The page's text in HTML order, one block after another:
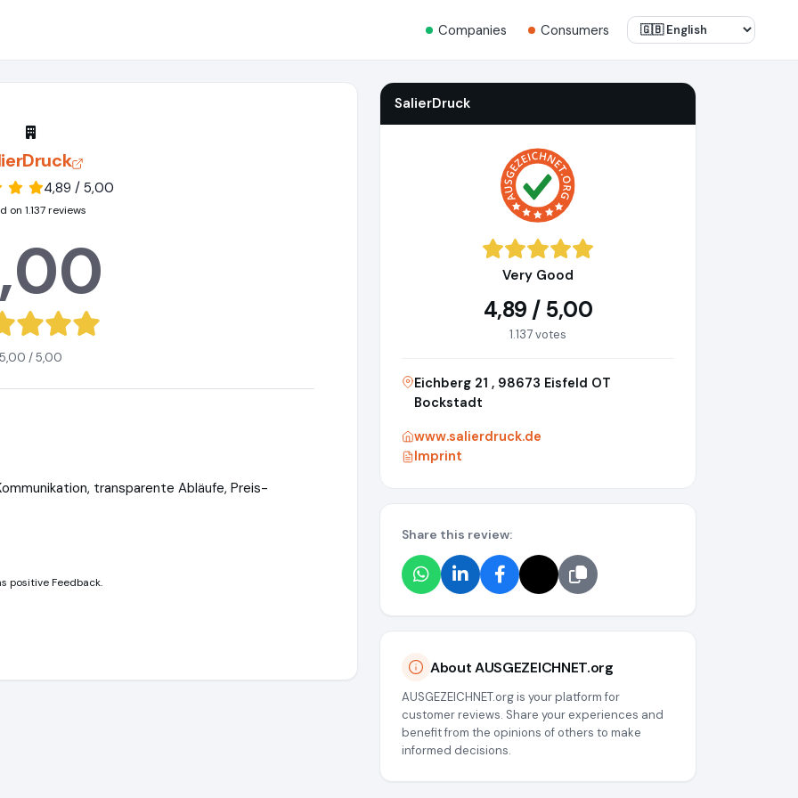
Companies Consumers
4,89 / 5,00
on 1.137 reviews
/ 5,00
transparente Abläufe, Preis-
positive Feedback.
SalierDruck
Very Good
4,89 / 5,00
1.137 votes
Eichberg 21 , 98673 Eisfeld OT
Bockstadt
www.salierdruck.de
Imprint
Share this review:
About AUSGEZEICHNET.org
AUSGEZEICHNET.org is your platform for
customer reviews. Share your experiences and
benefit from the opinions of others to make
informed decisions.